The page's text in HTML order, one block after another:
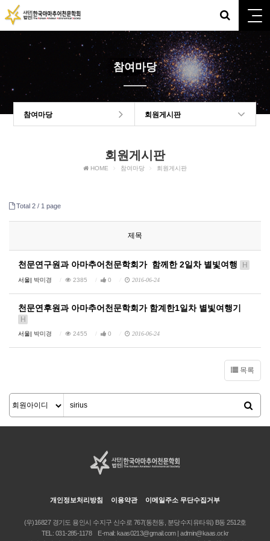
참여마당
참여마당 회원게시판
회원게시판
HOME 참여마당 회원게시판
Total 2 / 1 page
제목
천문연구원과 아마추어천문학회가 함께한 2일차 별빛여행 H
서울| 박미경 2385 0 2016-06-24
천문연후원과 아마추어천문학회가 함계한1일차 별빛여행기
H
서울| 박미경 2455 0 2016-06-24
목록
개인정보처리방침 이용약관 이메일주소 무단수집거부
(우)16827 경기도 용인시 수지구 신수로 767(동천동, 분당수지유타워) B동 2512호
TEL: 031-285-1178 E-mail: kaas0213@gmail.com | admin@kaas.or.kr